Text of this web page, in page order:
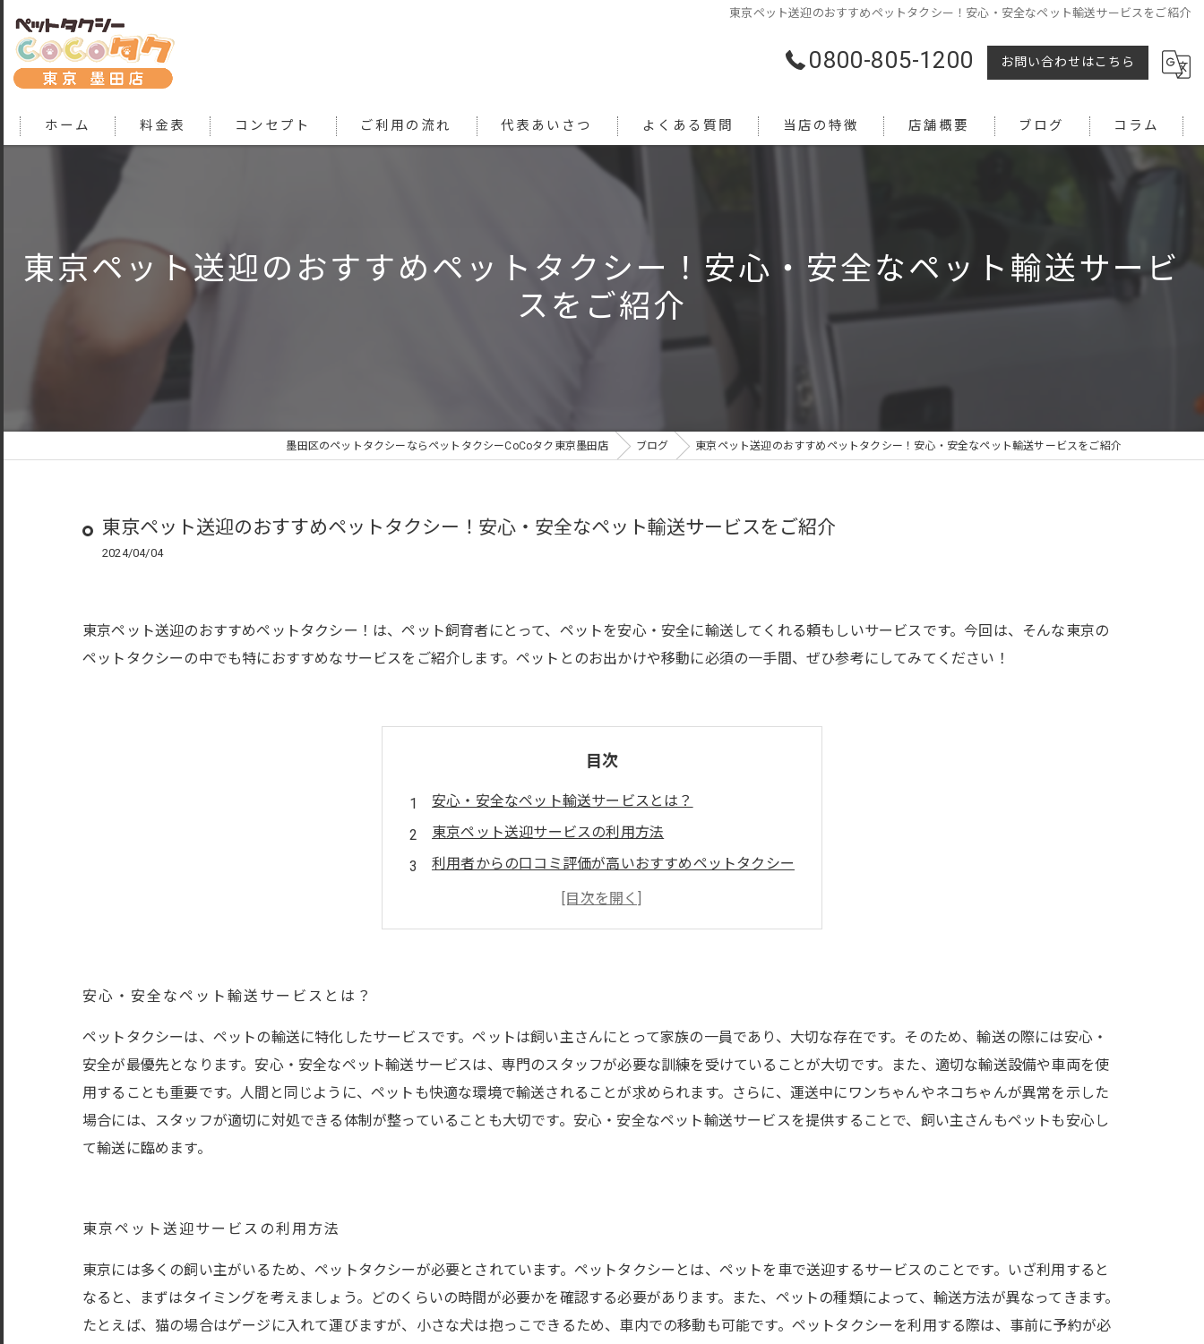
東京ペット送迎のおすすめペットタクシー！安心・安全なペット輸送サービスをご紹介
0800-805-1200 お問い合わせはこちら
ホーム 料金表 コンセプト ご利用の流れ 代表あいさつ よくある質問 当店の特徴
旅行
店舗概要 ブログ コラム
東京ペット送迎のおすすめペットタクシー！安心・安全なペット輸送サービ
スをご紹介
墨田区のペットタクシーならペットタクシーCoCoタク東京墨田店 ブログ 東京ペット送迎のおすすめペットタクシー！安心・安全なペット輸送サービスをご紹介
東京ペット送迎のおすすめペットタクシー！安心・安全なペット輸送サービスをご紹介
2024/04/04
東京ペット送迎のおすすめペットタクシー！は、ペット飼育者にとって、ペットを安心・安全に輸送してくれる頼もしいサービスです。今回は、そんな東京の
ペットタクシーの中でも特におすすめなサービスをご紹介します。ペットとのお出かけや移動に必須の一手間、ぜひ参考にしてみてください！
目次
安心・安全なペット輸送サービスとは？
東京ペット送迎サービスの利用方法
利用者からの口コミ評価が高いおすすめペットタクシー
ペットタクシーで移動するメリットとは？
ペットタクシーに依頼する前に知っておきたいポイント
安心・安全なペット輸送サービスとは？
ペットタクシーは、ペットの輸送に特化したサービスです。ペットは飼い主さんにとって家族の一員であり、大切な存在です。そのため、輸送の際には安心・
安全が最優先となります。安心・安全なペット輸送サービスは、専門のスタッフが必要な訓練を受けていることが大切です。また、適切な輸送設備や車両を使
用することも重要です。人間と同じように、ペットも快適な環境で輸送されることが求められます。さらに、運送中にワンちゃんやネコちゃんが異常を示した
場合には、スタッフが適切に対処できる体制が整っていることも大切です。安心・安全なペット輸送サービスを提供することで、飼い主さんもペットも安心し
て輸送に臨めます。
東京ペット送迎サービスの利用方法
東京には多くの飼い主がいるため、ペットタクシーが必要とされています。ペットタクシーとは、ペットを車で送迎するサービスのことです。いざ利用すると
なると、まずはタイミングを考えましょう。どのくらいの時間が必要かを確認する必要があります。また、ペットの種類によって、輸送方法が異なってきます。
たとえば、猫の場合はゲージに入れて運びますが、小さな犬は抱っこできるため、車内での移動も可能です。ペットタクシーを利用する際は、事前に予約が必